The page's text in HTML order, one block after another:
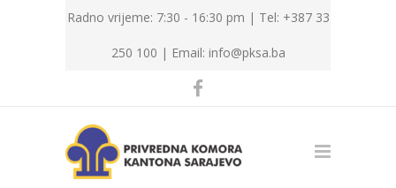
Radno vrijeme: 7:30 - 16:30 pm | Tel: +387 33
250 100 | Email: info@pksa.ba